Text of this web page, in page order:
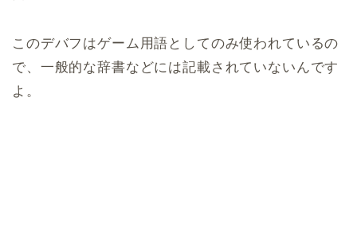
このデバフはゲーム用語としてのみ使われているの
で、一般的な辞書などには記載されていないんです
よ。